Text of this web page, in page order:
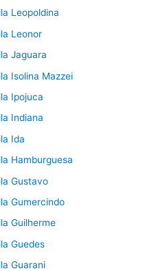
Leopoldina
Leonor
Jaguara
Isolina Mazzei
Ipojuca
Indiana
Ida
Hamburguesa
Gustavo
Gumercindo
Guilherme
Guedes
Guarani